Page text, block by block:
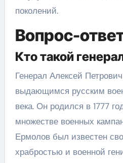
поколений.
Вопрос-
Кто такой
Генерал Алексей
выдающимся русским
века. Он родился в 1777
множестве военных
Ермолов был известен
храбростью и военной